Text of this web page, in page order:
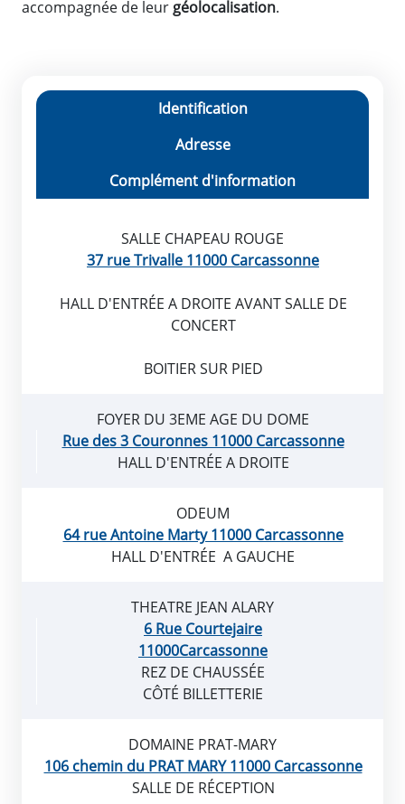
accompagnée de leur géolocalisation.
Identification
Adresse
Complément d'information
SALLE CHAPEAU ROUGE
37 rue Trivalle 11000 Carcassonne
HALL D'ENTRÉE A DROITE AVANT SALLE DE
CONCERT
BOITIER SUR PIED
FOYER DU 3EME AGE DU DOME
Rue des 3 Couronnes 11000 Carcassonne
HALL D'ENTRÉE A DROITE
ODEUM
64 rue Antoine Marty 11000 Carcassonne
HALL D'ENTRÉE A GAUCHE
THEATRE JEAN ALARY
6 Rue Courtejaire
11000Carcassonne
REZ DE CHAUSSÉE
CÔTÉ BILLETTERIE
DOMAINE PRAT-MARY
106 chemin du PRAT MARY 11000 Carcassonne
SALLE DE RÉCEPTION